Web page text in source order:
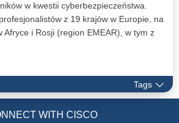
w kwestii cyberbezpieczeństwa.
z 19 krajów w Europie, na
Afryce i Rosji (region EMEAR), w tym z
Tags
WITH CISCO